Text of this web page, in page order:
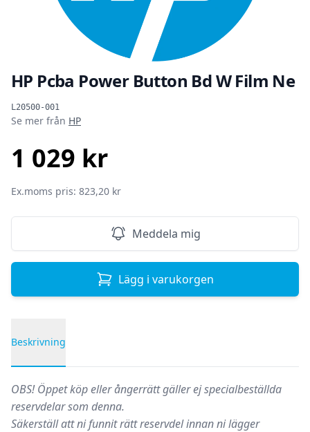
HP Pcba Power Button Bd W Film Ne
L20500-001
Produktinformation
Se mer från HP
1 029 kr
Ex.moms pris: 823,20 kr
Meddela mig
Lägg i varukorgen
Beskrivning
OBS!Öppet köp eller ångerrätt gäller ej specialbeställda
reservdelar som denna.
Säkerställ att ni funnit rätt reservdel innan ni lägger